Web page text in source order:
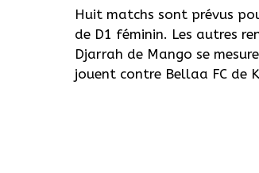
Huit matchs sont prévus
de D1 féminin. Les autres
Djarrah de Mango se
jouent contre Bellaa FC de